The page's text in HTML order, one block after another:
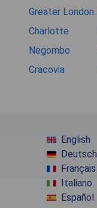
Greater London
Charlotte
Negombo
Cracovia
English
Deutsch
Français
Italiano
Español